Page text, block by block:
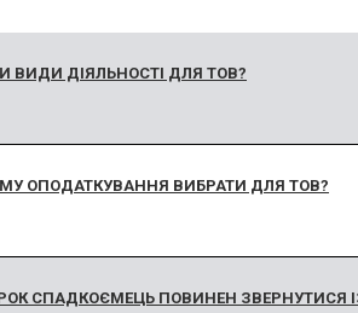
ВИДИ ДІЯЛЬНОСТІ ДЛЯ ТОВ?
ОПОДАТКУВАННЯ ВИБРАТИ ДЛЯ ТОВ?
СПАДКОЄМЕЦЬ ПОВИНЕН ЗВЕРНУТИСЯ